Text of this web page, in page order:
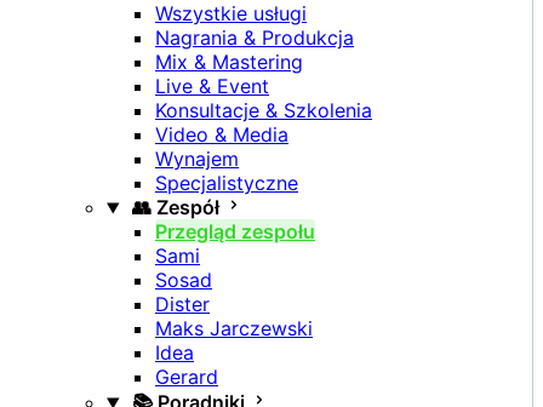
Wszystkie usługi
Nagrania & Produkcja
Mix & Mastering
Live & Event
Konsultacje & Szkolenia
Video & Media
Wynajem
Specjalistyczne
👥 Zespół
Przegląd zespołu
Sami
Sosad
Dister
Maks Jarczewski
Idea
Gerard